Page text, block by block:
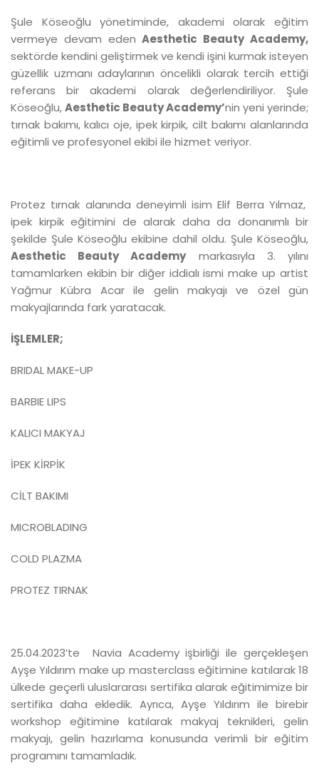
Şule Köseoğlu yönetiminde, akademi olarak eğitim
vermeye devam edenAesthetic Beauty Academy,
sektörde kendini geliştirmek ve kendi işini kurmak isteyen
güzellik uzmanı adaylarının öncelikli olarak tercih ettiği
referans bir akademi olarak değerlendiriliyor. Şule
Köseoğlu,Aesthetic Beauty Academy’nin yeni yerinde;
tırnak bakımı, kalıcı oje, ipek kirpik, cilt bakımı alanlarında
eğitimli ve profesyonel ekibi ile hizmet veriyor.
Protez tırnak alanında deneyimli isim Elif Berra Yılmaz,
ipek kirpik eğitimini de alarak daha da donanımlı bir
şekilde Şule Köseoğlu ekibine dahil oldu. Şule Köseoğlu,
Aesthetic Beauty Academymarkasıyla 3. yılını
tamamlarken ekibin bir diğer iddialı ismi make up artist
Yağmur Kübra Acar ile gelin makyajı ve özel gün
makyajlarında fark yaratacak.
İŞLEMLER;
BRIDAL MAKE-UP
BARBIE LIPS
KALICI MAKYAJ
İPEK KİRPİK
CİLT BAKIMI
MICROBLADING
COLD PLAZMA
PROTEZ TIRNAK
25.04.2023’te Navia Academy işbirliği ile gerçekleşen
Ayşe Yıldırım make up masterclass eğitimine katılarak 18
ülkede geçerli uluslararası sertifika alarak eğitimimize bir
sertifika daha ekledik. Ayrıca, Ayşe Yıldırım ile birebir
workshop eğitimine katılarak makyaj teknikleri, gelin
makyajı, gelin hazırlama konusunda verimli bir eğitim
programını tamamladık.